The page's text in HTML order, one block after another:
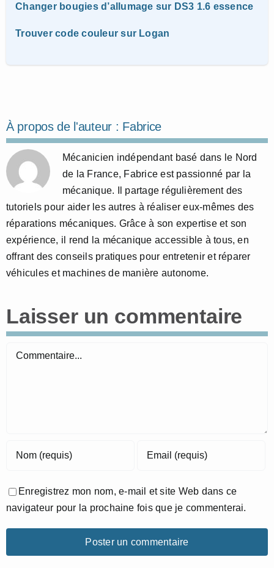
Changer bougies d’allumage sur DS3 1.6 essence
Trouver code couleur sur Logan
À propos de l'auteur : Fabrice
Mécanicien indépendant basé dans le Nord
de la France, Fabrice est passionné par la
mécanique. Il partage régulièrement des
tutoriels pour aider les autres à réaliser eux-mêmes des
réparations mécaniques. Grâce à son expertise et son
expérience, il rend la mécanique accessible à tous, en
offrant des conseils pratiques pour entretenir et réparer
véhicules et machines de manière autonome.
Laisser un commentaire
Commentaire
Enregistrez mon nom, e-mail et site Web dans ce
navigateur pour la prochaine fois que je commenterai.